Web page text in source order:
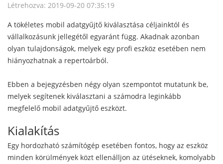
Létrehozva: 2019-09-20 07:35:19
A tökéletes mobil adatgyűjtő kiválasztása céljainktól és
vállalkozásunk jellegétől egyaránt függ. Akadnak azonban
olyan tulajdonságok, melyek egy profi eszköz esetében nem
hiányozhatnak a repertoárból.
Ebben a bejegyzésben négy olyan szempontot mutatunk be,
melyek segítenek kiválasztani a számodra leginkább
megfelelő mobil adatgyűjtő eszközt.
Kialakítás
Egy hordozható számítógép esetében fontos, hogy az eszköz
minden körülmények közt ellenálljon az ütéseknek, komolyabb